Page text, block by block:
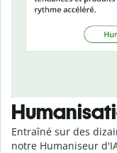
Entraîné sur des
notre Humaniseur